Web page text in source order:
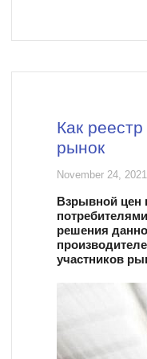
Как
рынок
November 24, 2021
Взрывной цен
решения
участников